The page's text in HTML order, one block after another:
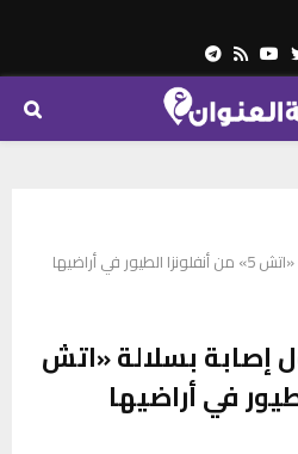
Twitter
Youtube
Rss
Telegram
أستراليا تسجل أول إصابة بسلالة «اتش 5» من أنفلونزا الطيور في أراضيها
إصابة بسلالة «اتش
في أراضيها